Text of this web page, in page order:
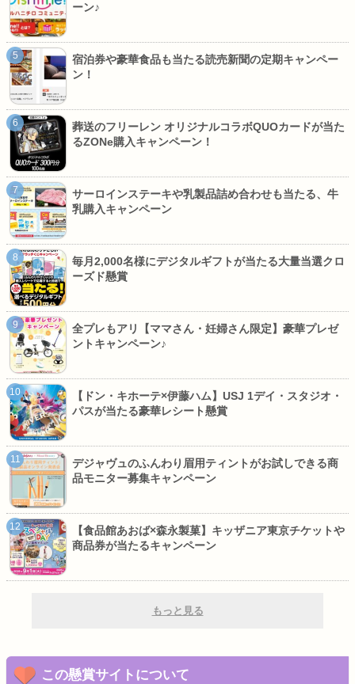
ーン♪
宿泊券や豪華食品も当たる読売新聞の定期キャンペー
ン！
葬送のフリーレン オリジナルコラボQUOカードが当た
るZONe購入キャンペーン！
サーロインステーキや乳製品詰め合わせも当たる、牛
乳購入キャンペーン
毎月2,000名様にデジタルギフトが当たる大量当選クロ
ーズド懸賞
全プレもアリ【ママさん・妊婦さん限定】豪華プレゼ
ントキャンペーン♪
【ドン・キホーテ×伊藤ハム】USJ 1デイ・スタジオ・
パスが当たる豪華レシート懸賞
デジャヴュのふんわり眉用ティントがお試しできる商
品モニター募集キャンペーン
【食品館あおば×森永製菓】キッザニア東京チケットや
商品券が当たるキャンペーン
もっと見る
この懸賞サイトについて